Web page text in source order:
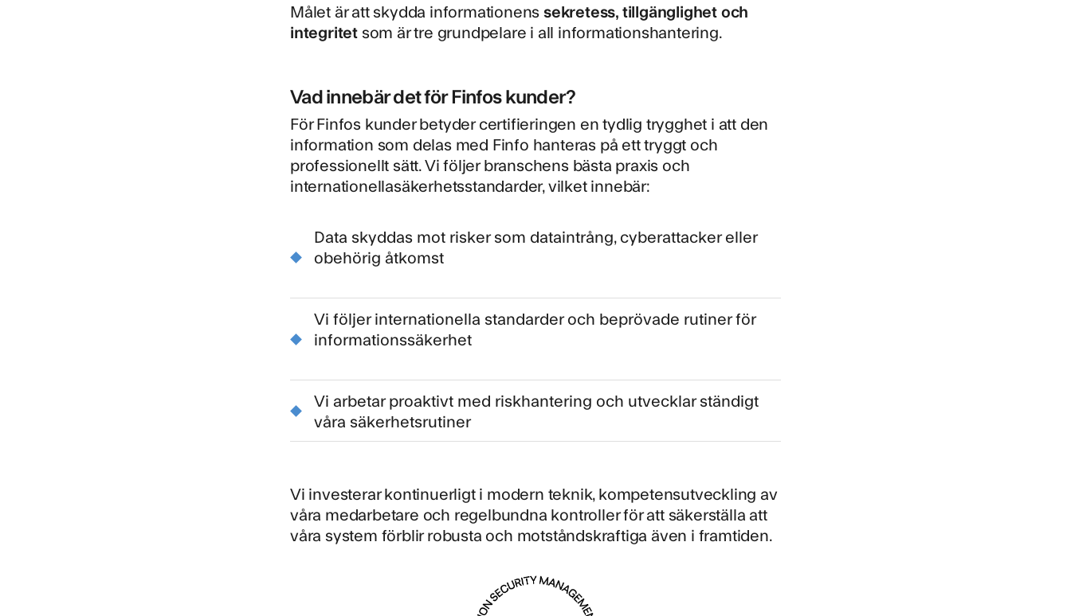
Målet är att skydda informationens sekretess, tillgänglighet och
integritet som är tre grundpelare i all informationshantering.
Vad innebär det för Finfos kunder?
För Finfos kunder betyder certifieringen en tydlig trygghet i att den
information som delas med Finfo hanteras på ett tryggt och
professionellt sätt. Vi följer branschens bästa praxis och
internationellasäkerhetsstandarder, vilket innebär:
Data skyddas mot risker som dataintrång, cyberattacker eller
obehörig åtkomst
Vi följer internationella standarder och beprövade rutiner för
informationssäkerhet
Vi arbetar proaktivt med riskhantering och utvecklar ständigt
våra säkerhetsrutiner
Vi investerar kontinuerligt i modern teknik, kompetensutveckling av
våra medarbetare och regelbundna kontroller för att säkerställa att
våra system förblir robusta och motståndskraftiga även i framtiden.